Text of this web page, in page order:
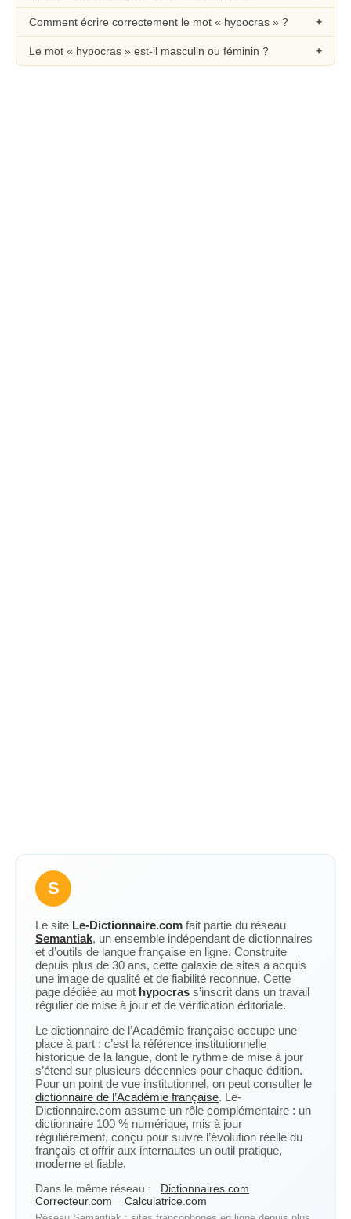
Comment écrire correctement le mot « hypocras » ?
Le mot « hypocras » est-il masculin ou féminin ?
S
Le site Le-Dictionnaire.com fait partie du réseau
Semantiak, un ensemble indépendant de dictionnaires
et d’outils de langue française en ligne. Construite
depuis plus de 30 ans, cette galaxie de sites a acquis
une image de qualité et de fiabilité reconnue. Cette
page dédiée au mot hypocras s’inscrit dans un travail
régulier de mise à jour et de vérification éditoriale.
Le dictionnaire de l’Académie française occupe une
place à part : c’est la référence institutionnelle
historique de la langue, dont le rythme de mise à jour
s’étend sur plusieurs décennies pour chaque édition.
Pour un point de vue institutionnel, on peut consulter le
dictionnaire de l’Académie française. Le-
Dictionnaire.com assume un rôle complémentaire : un
dictionnaire 100 % numérique, mis à jour
régulièrement, conçu pour suivre l’évolution réelle du
français et offrir aux internautes un outil pratique,
moderne et fiable.
Dans le même réseau :
Dictionnaires.com
Correcteur.com
Calculatrice.com